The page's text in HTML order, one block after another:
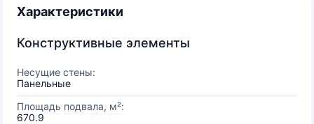
Характеристики
Конструктивные элементы
Несущие стены:
Панельные
Площадь подвала, м²:
670.9